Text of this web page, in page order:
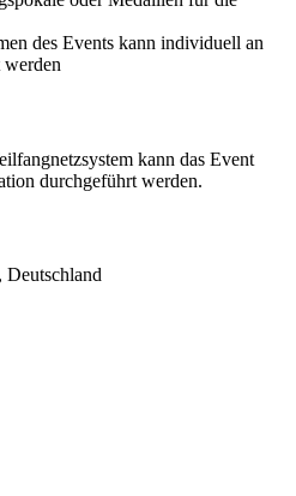
des Events kann individuell an
werden
kann das Event
durchgeführt werden.
Deutschland